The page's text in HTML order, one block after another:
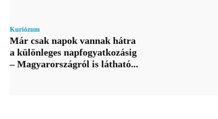
Kuriózum
Már csak napok vannak hátra
a különleges napfogyatkozásig
– Magyarországról is látható...